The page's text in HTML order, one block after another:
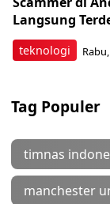
teknologi
Langsung
Tag Populer
timnas
manchester